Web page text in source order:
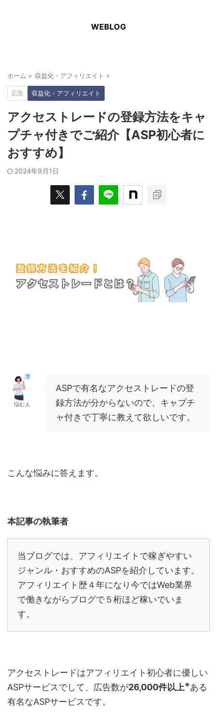
WEBLOG
ホーム > 収益化・アフィリエイト >
広告 収益化・アフィリエイト
アクセストレードの登録方法をキャ
プチャ付きでご紹介【ASP初心者に
おすすめ】
2024年9月1日
悩む人
ASPで有名なアクセストレードの登
録方法が分からないので、キャプチ
ャ付きで丁寧に教えて欲しいです。
こんな悩みに答えます。
本記事の執筆者
当ブログでは、アフィリエイトで稼ぎやすい
ジャンル・おすすめのASPを紹介しています。
アフィリエイト歴４年になり今ではWeb業界
で働きながらブログで５桁ほど稼いでいま
す。
アクセストレードはアフィリエイト初心者に優しい
ASPサービスでして、広告数が26,000件以上※ある
有名なASPサービスです。